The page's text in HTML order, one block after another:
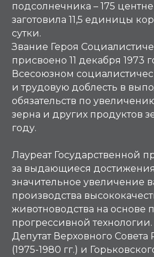
подсолнечника – 175
заготовила 11,5 единицы
сутки.
Звание Героя
присвоено 11 декабря 1973
Всесоюзном
и трудовую доблесть в
обязательств по
зерна и других продуктов
году.
Лауреат Государственной
за выдающиеся
значительное увеличение
производства
животноводства на основе
прогрессивной технологии.
Депутат Верховного
(1975-1980 гг.) и